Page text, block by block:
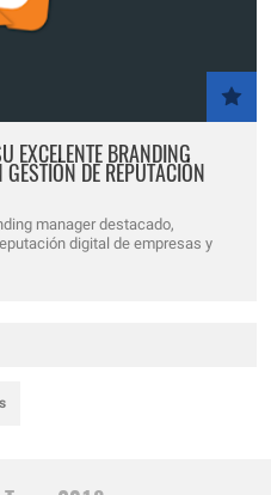
EXCELENTE BRANDING
DE REPUTACIÓN
manager destacado,
digital de empresas y